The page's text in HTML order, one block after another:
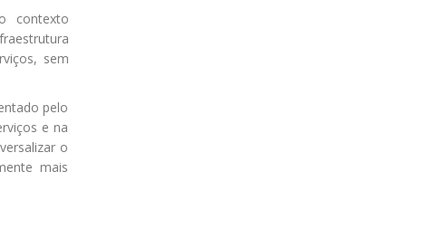
contexto
sem
pelo
e na
o
mais